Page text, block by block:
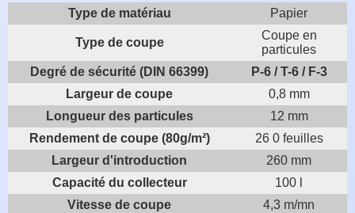
Type de matériau Papier
Type de coupe
Coupe en
particules
Degré de sécurité (DIN 66399)
P-6 / T-6 / F-3
Largeur de coupe
0,8 mm
Longueur des particules
12 mm
Rendement de coupe (80g/m²)
26 0 feuilles
Largeur d'introduction
260 mm
Capacité du collecteur
100 l
Vitesse de coupe
4,3 m/mn